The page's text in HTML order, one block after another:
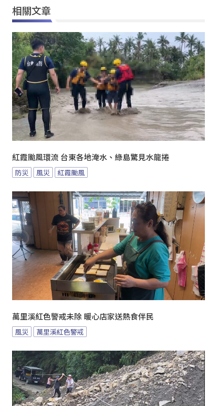
相關文章
紅霞颱風環流 台東各地淹水、綠島驚見水龍捲
防災 風災 紅霞颱風
萬里溪紅色警戒未除 暖心店家送熱食伴民
風災 萬里溪紅色警戒